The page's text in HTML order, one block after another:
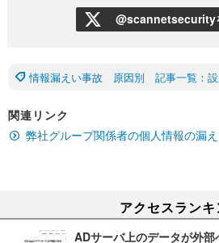
@scannetsecurity
情報漏えい事故 原因別 記事一覧：設
関連リンク
弊社グループ関係者の個人情報の漏
アクセスランキ
ADサーバ上のデータが外